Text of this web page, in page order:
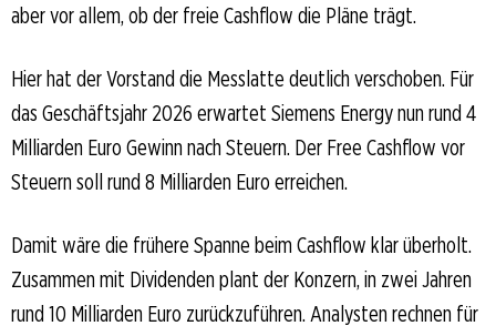
aber vor allem, ob der freie Cashflow die Pläne trägt.
Hier hat der Vorstand die Messlatte deutlich verschoben. Für
das Geschäftsjahr 2026 erwartet Siemens Energy nun rund 4
Milliarden Euro Gewinn nach Steuern. Der Free Cashflow vor
Steuern soll rund 8 Milliarden Euro erreichen.
Damit wäre die frühere Spanne beim Cashflow klar überholt.
Zusammen mit Dividenden plant der Konzern, in zwei Jahren
rund 10 Milliarden Euro zurückzuführen. Analysten rechnen für